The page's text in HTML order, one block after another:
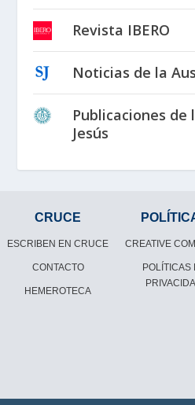
Revista IBERO
Noticias de la
Publicaciones de
Jesús
CRUCE
ESCRIBEN EN CRUCE
CONTACTO
HEMEROTECA
CREATIVE
POLÍTICAS